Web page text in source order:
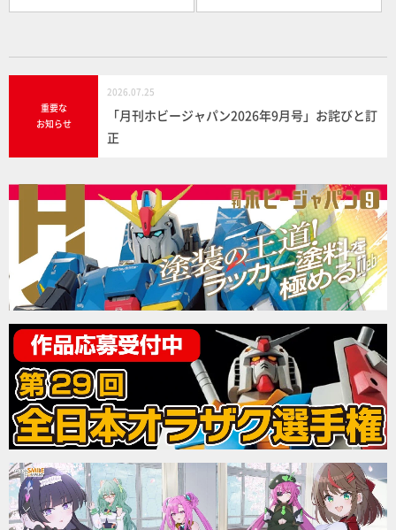
重要な
お知らせ
2026.07.25
「月刊ホビージャパン2026年9月号」お詫びと訂
正